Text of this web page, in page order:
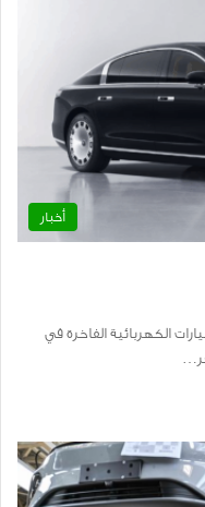
أخبار
تغزو سوق السيارات الكهربائية الفاخرة في